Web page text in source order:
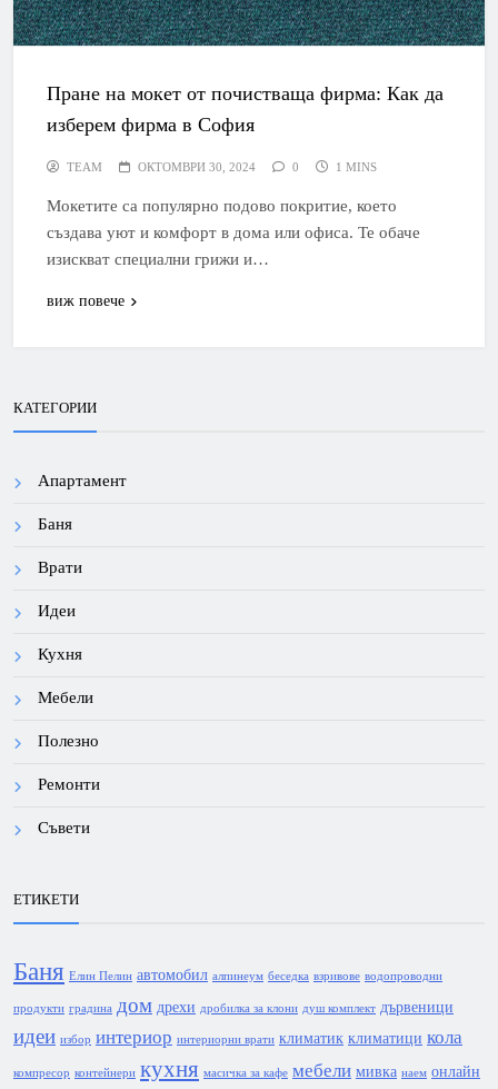
Пране на мокет от почистваща фирма: Как да
изберем фирма в София
TEAM ОКТОМВРИ 30, 2024 0 1 MINS
Мокетите са популярно подово покритие, което
създава уют и комфорт в дома или офиса. Те обаче
изискват специални грижи и…
виж повече
КАТЕГОРИИ
Апартамент
Баня
Врати
Идеи
Кухня
Мебели
Полезно
Ремонти
Съвети
ЕТИКЕТИ
Баня Елин Пелин автомобил алпинеум беседка взривове водопроводни
продукти градина дом дрехи дробилка за клони душ комплект дървеници
идеи избор интериор интериорни врати климатик климатици кола
компресор контейнери кухня масичка за кафе мебели мивка наем онлайн